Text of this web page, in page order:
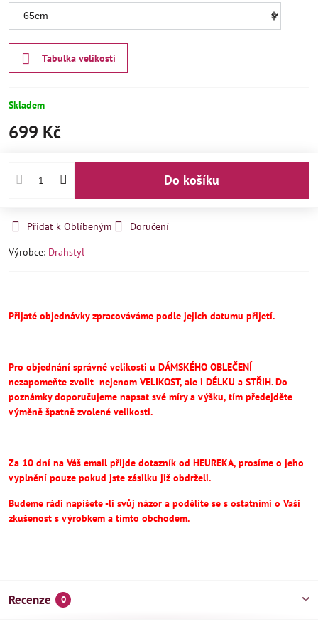
Tabulka velikostí
Skladem
699 Kč
Do košíku
Přidat k Oblíbeným
Doručení
Výrobce: Drahstyl
Přijaté objednávky zpracováváme podle jejich datumu přijetí.
Pro objednání správné velikosti u DÁMSKÉHO OBLEČENÍ
nezapomeňte zvolit nejenom VELIKOST, ale i DÉLKU a STŘIH.Do
poznámky doporučujeme napsat své míry a výšku, tím předejděte
výměně špatně zvolené velikosti.
Za 10 dní na Váš email přijde dotazník od HEUREKA, prosíme o jeho
vyplnění pouze pokud jste zásilku již obdrželi.
Budeme rádi napíšete -li svůj názor a podělíte se s ostatními o Vaši
zkušenost s výrobkem a tímto obchodem.
Recenze 0